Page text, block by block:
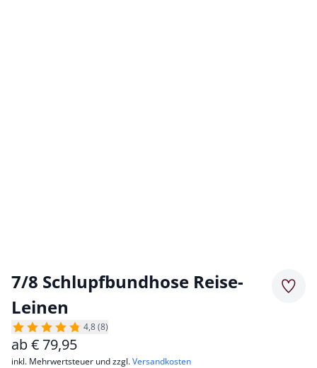
7/8 Schlupfbundhose Reise-
Leinen
4,8 (8)
ab€ 79,95
inkl. Mehrwertsteuer und zzgl.Versandkosten